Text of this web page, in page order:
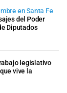
en Santa Fe
del Poder
Diputados
legislativo
vive la